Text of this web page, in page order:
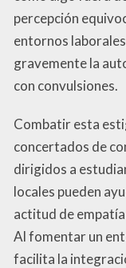
percepción
entornos
gravemente la
con convulsiones.
Combatir esta
concertados de
dirigidos a
locales pueden
actitud de
Al fomentar un
facilita la